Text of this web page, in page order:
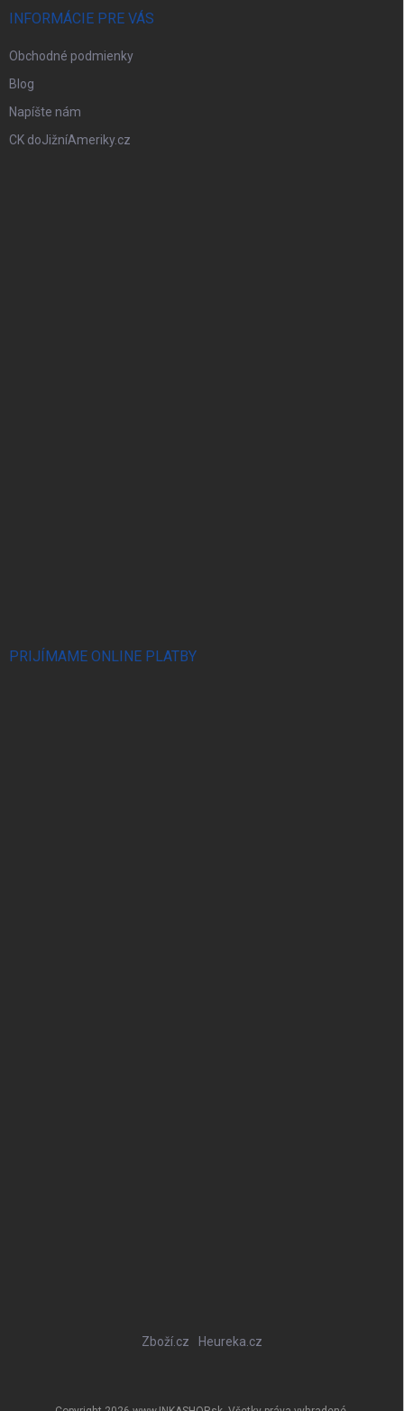
INFORMÁCIE PRE VÁS
Obchodné podmienky
Blog
Napíšte nám
CK doJižníAmeriky.cz
PRIJÍMAME ONLINE PLATBY
Zboží.cz Heureka.cz